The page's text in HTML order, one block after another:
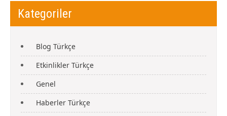
Kategoriler
Blog Türkçe
Etkinlikler Türkçe
Genel
Haberler Türkçe